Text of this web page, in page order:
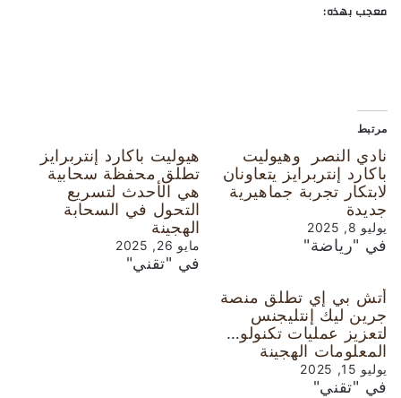
معجب بهذه:
مرتبط
نادي النصر وهيوليت
باكارد إنتربرايز يتعاونان
لابتكار تجربة جماهيرية
جديدة
يوليو 8, 2025
في "رياضة"
هيوليت باكارد إنتربرايز
تطلق محفظة سحابية
هي الأحدث لتسريع
التحول في السحابة
الهجينة
مايو 26, 2025
في "تقني"
أتش بي إي تطلق منصة
جرين ليك إنتليجنس
لتعزيز عمليات تكنولوجيا
المعلومات الهجينة
يوليو 15, 2025
في "تقني"